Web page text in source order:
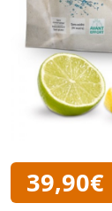
39,90€